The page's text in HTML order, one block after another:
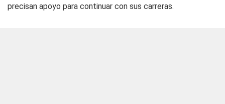
precisan apoyo para continuar con sus carreras.